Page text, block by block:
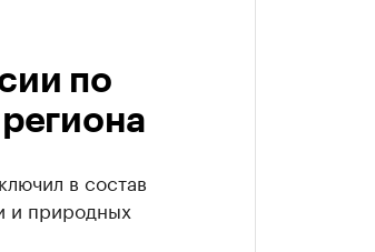
по
в состав
и природных